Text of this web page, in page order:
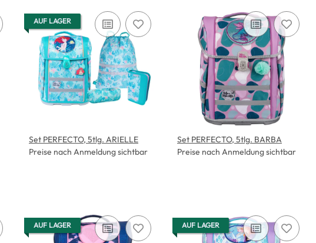
AUF LAGER
Set PERFECTO, 5tlg. ARIELLE
Preise nach Anmeldung sichtbar
Set PERFECTO, 5tlg. BARBA
Preise nach Anmeldung sichtbar
AUF LAGER AUF LAGER